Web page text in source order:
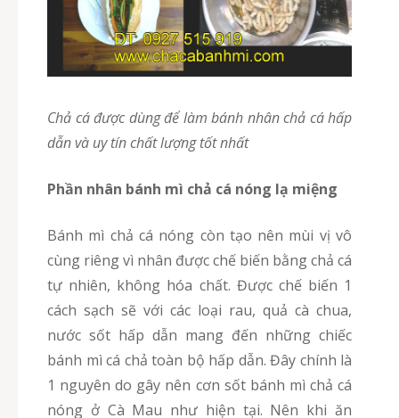
chả cá được dùng để làm bánh nhân chả cá hấp
dẫn và uy tín chất lượng tốt nhất
Phần nhân bánh mì chả cá nóng lạ miệng
Bánh mì chả cá nóng còn tạo nên mùi vị vô
cùng riêng vì nhân được chế biến bằng chả cá
tự nhiên, không hóa chất. Được chế biến 1
cách sạch sẽ với các loại rau, quả cà chua,
nước sốt hấp dẫn mang đến những chiếc
bánh mì cá chả toàn bộ hấp dẫn. Đây chính là
1 nguyên do gây nên cơn sốt bánh mì chả cá
nóng ở Cà Mau như hiện tại. Nên khi ăn